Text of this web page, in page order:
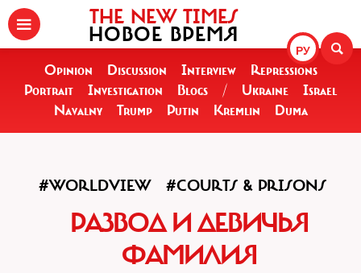
РУ
THE NEW TIMES
НОВОЕ ВРЕМЯ
Opinion Discussion Interview
Repressions
Portrait
Investigation Blogs / Ukraine
Israel
Navalny
Trump Putin Kremlin Duma
#WORLDVIEW #COURTS & PRISONS
РАЗВОД И ДЕВИЧЬЯ
ФАМИЛИЯ